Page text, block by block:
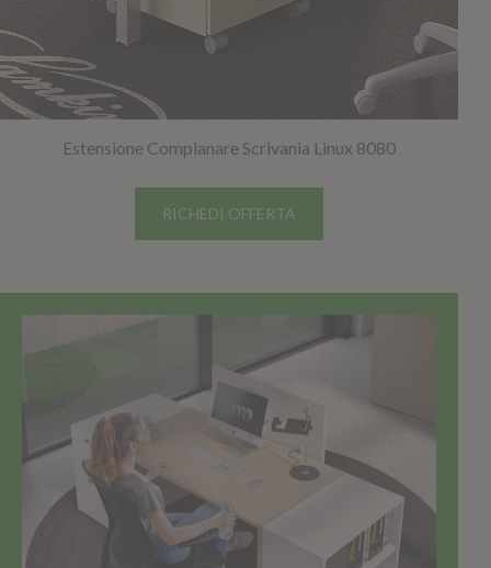
Estensione Complanare Scrivania Linux 8080
RICHEDI OFFERTA
TOP SELLER!